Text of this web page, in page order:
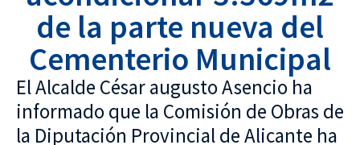
de la parte nueva del
Cementerio Municipal
El Alcalde César augusto Asencio ha
informado que la Comisión de Obras de
la Diputación Provincial de Alicante ha